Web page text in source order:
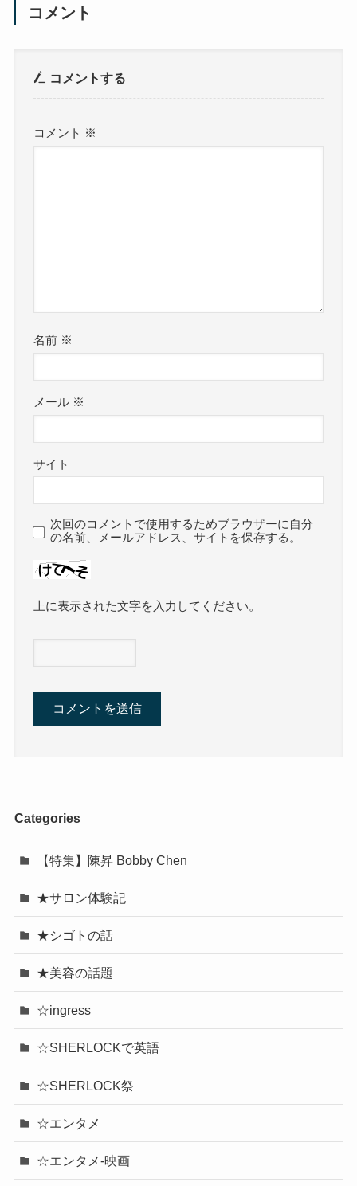
コメント
コメントする
コメント ※
名前 ※
メール ※
サイト
次回のコメントで使用するためブラウザーに自分
の名前、メールアドレス、サイトを保存する。
上に表示された文字を入力してください。
Categories
【特集】陳昇 Bobby Chen
★サロン体験記
★シゴトの話
★美容の話題
☆ingress
☆SHERLOCKで英語
☆SHERLOCK祭
☆エンタメ
☆エンタメ-映画